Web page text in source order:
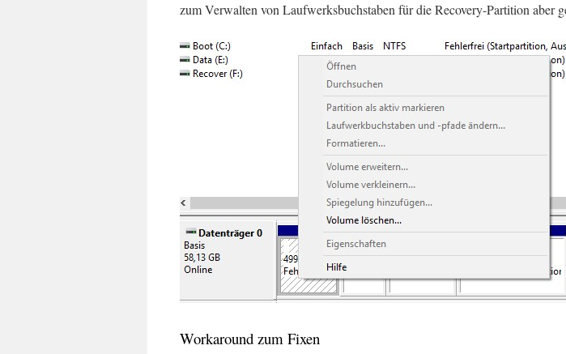
zum Verwalten von Laufwerksbuchstaben für die Recovery-Partition aber
Workaround zum Fixen